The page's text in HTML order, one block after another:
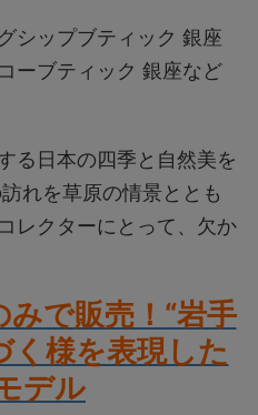
シップブティック 銀座
ーブティック 銀座など
る日本の四季と自然美を
れを草原の情景ととも
レクターにとって、欠か
みで販売！“岩手
く様を表現した
デル